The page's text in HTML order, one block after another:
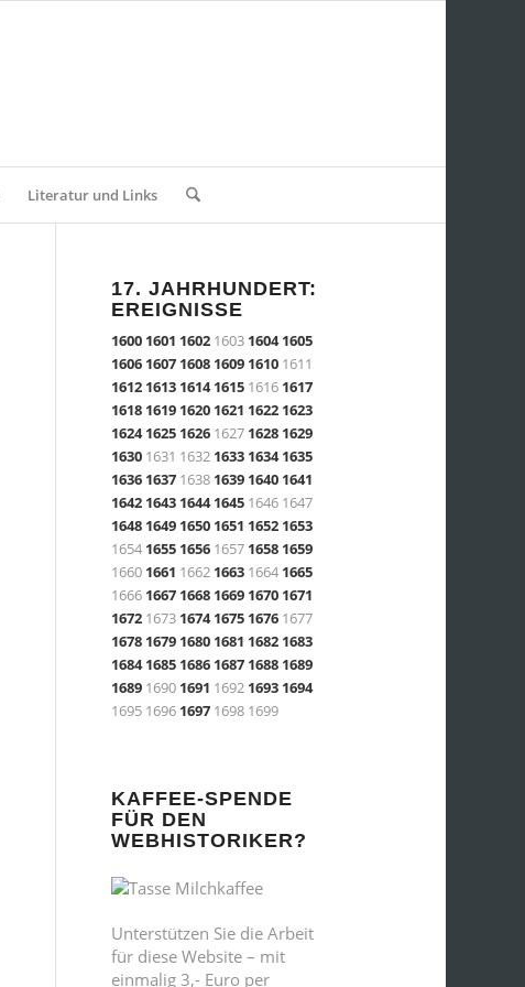
Literatur und Links
17. JAHRHUNDERT:
EREIGNISSE
1600 1601 1602 1603 1604 1605
1606 1607 1608 1609 1610 1611
1612 1613 1614 1615 1616 1617
1618 1619 1620 1621 1622 1623
1624 1625 1626 1627 1628 1629
1630 1631 1632 1633 1634 1635
1636 1637 1638 1639 1640 1641
1642 1643 1644 1645 1646 1647
1648 1649 1650 1651 1652 1653
1654 1655 1656 1657 1658 1659
1660 1661 1662 1663 1664 1665
1666 1667 1668 1669 1670 1671
1672 1673 1674 1675 1676 1677
1678 1679 1680 1681 1682 1683
1684 1685 1686 1687 1688 1689
1689 1690 1691 1692 1693 1694
1695 1696 1697 1698 1699
KAFFEE-SPENDE
FÜR DEN
WEBHISTORIKER?
Unterstützen Sie die Arbeit
für diese Website – mit
einmalig 3,- Euro per